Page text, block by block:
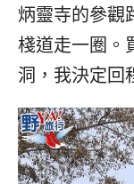
炳靈寺的參觀
棧道走一圈。
洞，我決定回